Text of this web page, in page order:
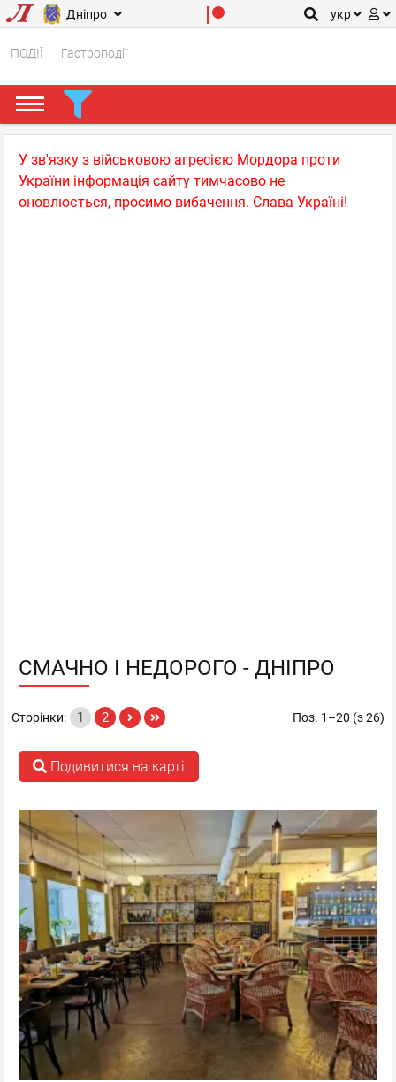
Дніпро укр
ПОДІЇ Гастроподії
У зв'язку з військовою агресією Мордора проти
України інформація сайту тимчасово не
оновлюється, просимо вибачення. Слава Україні!
СМАЧНО І НЕДОРОГО - ДНІПРО
Поз. 1–20 (з 26)
Сторінки: 1 2
Подивитися на карті